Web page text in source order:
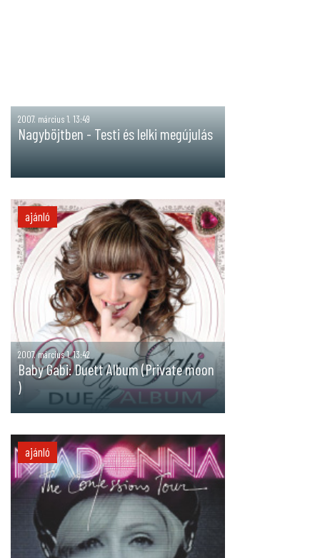
2007. március 1. 13:49
Nagyböjtben - Testi és lelki megújulás
ajánló
2007. március 1. 13:42
Baby Gabi: Duett Album (Private moon
)
ajánló